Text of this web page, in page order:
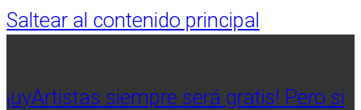
Saltear al contenido principal
¡uyArtistas siempre será gratis! Pero si